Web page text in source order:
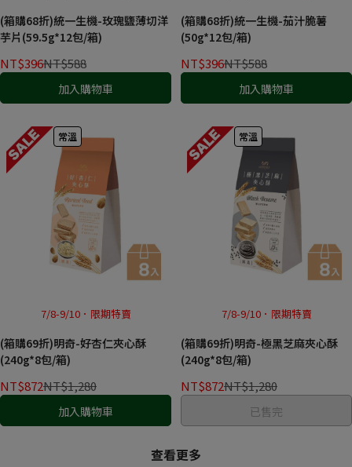
(箱購68折)統一生機-玫瑰鹽薄切洋
芋片(59.5g*12包/箱)
NT$396NT$588
加入購物車
(箱購68折)統一生機-茄汁脆薯
(50g*12包/箱)
NT$396NT$588
加入購物車
常溫
7/8-9/10．限期特賣
(箱購69折)明奇-好杏仁夾心酥
(240g*8包/箱)
NT$872NT$1,280
加入購物車
常溫
7/8-9/10．限期特賣
(箱購69折)明奇-極黑芝麻夾心酥
(240g*8包/箱)
NT$872NT$1,280
已售完
查看更多